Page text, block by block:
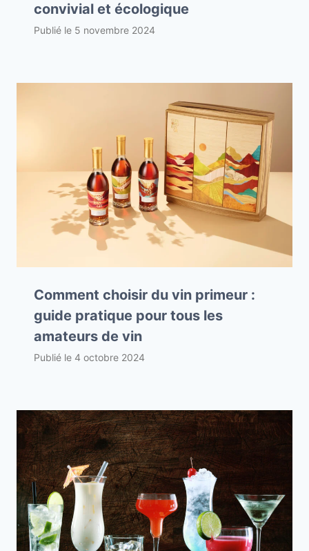
convivial et écologique
Publié le 5 novembre 2024
Comment choisir du vin primeur :
guide pratique pour tous les
amateurs de vin
Publié le 4 octobre 2024